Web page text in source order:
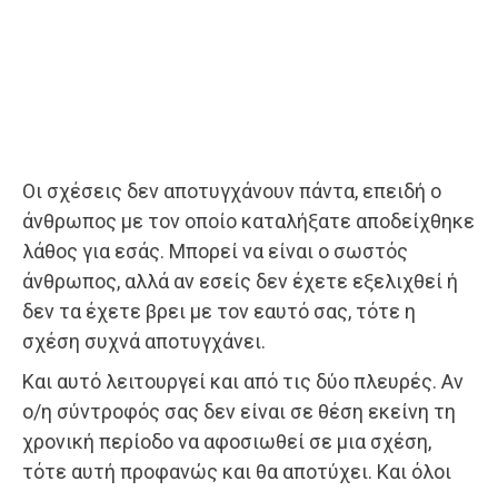
Οι σχέσεις δεν αποτυγχάνουν πάντα, επειδή ο
άνθρωπος με τον οποίο καταλήξατε αποδείχθηκε
λάθος για εσάς. Μπορεί να είναι ο σωστός
άνθρωπος, αλλά αν εσείς δεν έχετε εξελιχθεί ή
δεν τα έχετε βρει με τον εαυτό σας, τότε η
σχέση συχνά αποτυγχάνει.
Και αυτό λειτουργεί και από τις δύο πλευρές. Αν
ο/η σύντροφός σας δεν είναι σε θέση εκείνη τη
χρονική περίοδο να αφοσιωθεί σε μια σχέση,
τότε αυτή προφανώς και θα αποτύχει. Και όλοι